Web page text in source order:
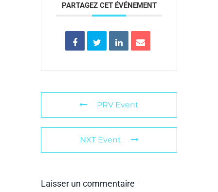
PARTAGEZ CET ÉVÉNEMENT
PRV Event
NXT Event
Laisser un commentaire